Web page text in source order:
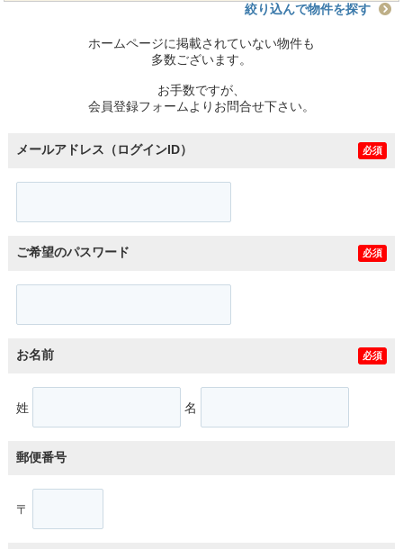
絞り込んで物件を探す
ホームページに掲載されていない物件も
多数ございます。
お手数ですが、
会員登録フォームよりお問合せ下さい。
メールアドレス（ログインID） 必須
ご希望のパスワード 必須
お名前 必須
姓 名
郵便番号
〒